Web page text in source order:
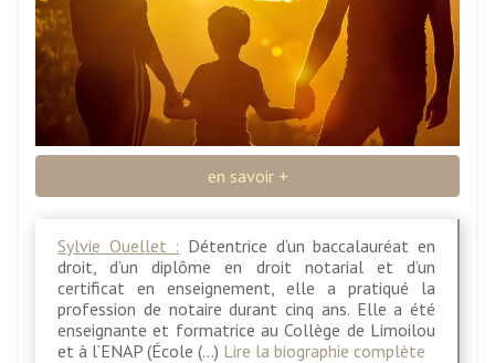
en savoir +
Sylvie Ouellet : Détentrice d’un baccalauréat en
droit, d’un diplôme en droit notarial et d’un
certificat en enseignement, elle a pratiqué la
profession de notaire durant cinq ans. Elle a été
enseignante et formatrice au Collège de Limoilou
et à l’ENAP (École (…) Lire la biographie complète